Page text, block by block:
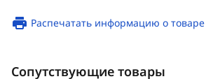
Распечатать информацию о товаре
Сопутствующие товары